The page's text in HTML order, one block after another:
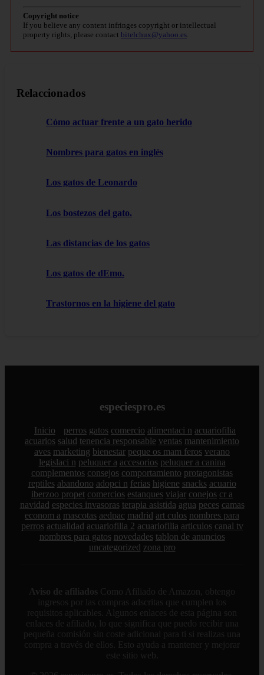
Copyright notice
If you believe any content infringes copyright or intellectual
property rights, please contact bitelchux@yahoo.es.
Relaccionados
Cómo actuar frente a un gato herido
Nombres para gatos en inglés
Los gatos de Leonardo
Los bostezos del gato.
Las distancias de los gatos
Los gatos de dEmo.
Trastornos en la higiene del gato
especiespro.es
Inicio perros gatos comercio alimentaci n acuariofilia
acuarios salud tenencia responsable ventas mantenimiento
aves marketing bienestar peque os mam feros verano
legislaci n peluquer a accesorios peluquer a canina
complementos consejos comportamiento protagonistas
reptiles abandono adopci n ferias higiene snacks acuario
iberzoo propet comercios estanques viajar conejos cr a
navidad especies invasoras terapia asistida agua peces camas
econom a mascotas aedpac madrid art culos nombres para
perros actualidad acuariofilia 2 acuariofilia articulos canal tv
nombres para gatos novedades tablon de anuncios
uncategorized zona pro
Aviso de afiliados Como Afiliado de Amazon, obtengo
ingresos por las compras adscritas que cumplen los
requisitos aplicables. Algunos enlaces de esta página son
enlaces de afiliado, lo que significa que puedo recibir una
pequeña comisión sin coste adicional para ti si realizas una
compra a través de ellos. Esto ayuda a mantener y mejorar
este sitio web.